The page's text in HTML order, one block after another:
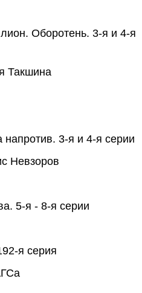
Оборотень. 3-я и 4-я
Такшина
напротив. 3-я и 4-я серии
Невзоров
5-я - 8-я серии
я серия